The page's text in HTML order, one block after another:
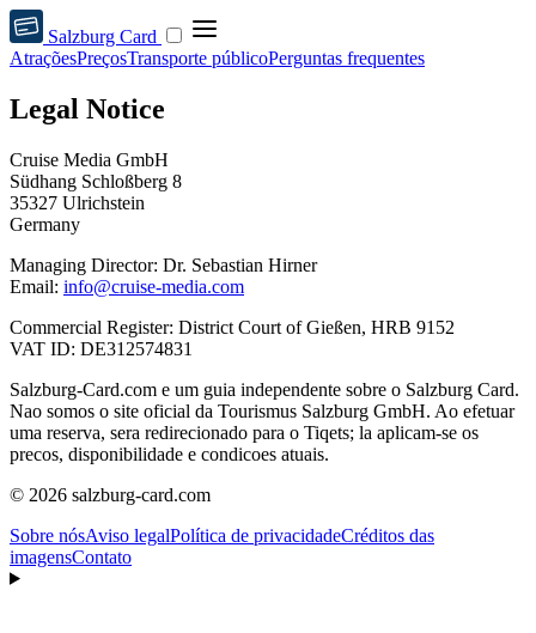
Salzburg Card
AtraçõesPreçosTransporte públicoPerguntas frequentes
Legal Notice
Cruise Media GmbH
Südhang Schloßberg 8
35327 Ulrichstein
Germany
Managing Director: Dr. Sebastian Hirner
Email: info@cruise-media.com
Commercial Register: District Court of Gießen, HRB 9152
VAT ID: DE312574831
Salzburg-Card.com e um guia independente sobre o Salzburg Card.
Nao somos o site oficial da Tourismus Salzburg GmbH. Ao efetuar
uma reserva, sera redirecionado para o Tiqets; la aplicam-se os
precos, disponibilidade e condicoes atuais.
© 2026 salzburg-card.com
Sobre nósAviso legalPolítica de privacidadeCréditos das
imagensContato